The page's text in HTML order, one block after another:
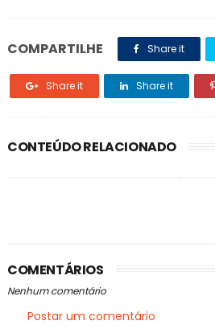
COMPARTILHE Share it
Share it Share it
CONTEÚDO RELACIONADO
COMENTÁRIOS
Nenhum comentário
Postar um comentário